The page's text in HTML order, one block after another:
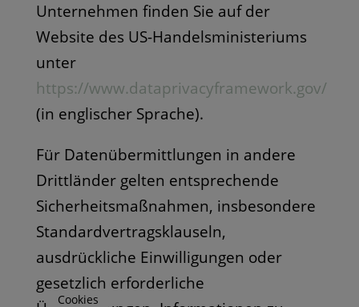
Unternehmen finden Sie auf der
Website des US-Handelsministeriums
unter
https://www.dataprivacyframework.gov/
(in englischer Sprache).
Für Datenübermittlungen in andere
Drittländer gelten entsprechende
Sicherheitsmaßnahmen, insbesondere
Standardvertragsklauseln,
ausdrückliche Einwilligungen oder
gesetzlich erforderliche
Cookies